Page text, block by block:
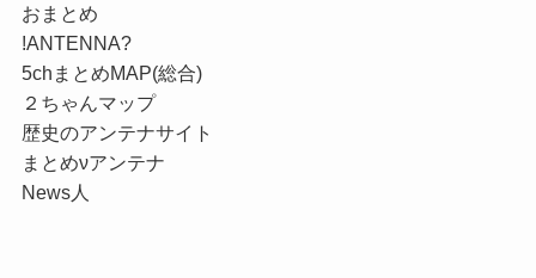
おまとめ
!ANTENNA?
5chまとめMAP(総合)
２ちゃんマップ
歴史のアンテナサイト
まとめνアンテナ
News人